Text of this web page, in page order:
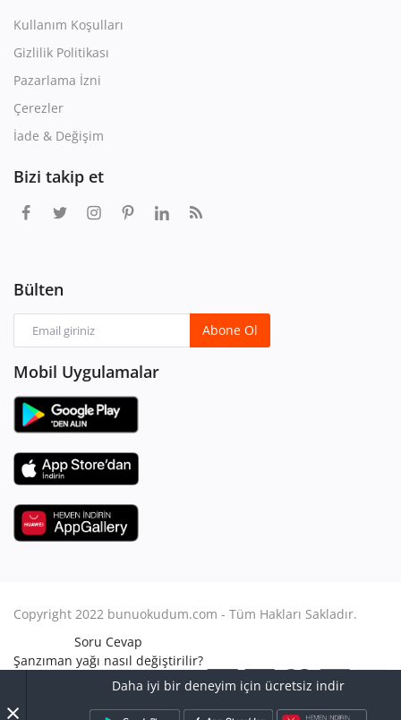
Daha iyi bir deneyim için ücretsiz indir
Kullanım Koşulları
Gizlilik Politikası
Pazarlama İzni
Çerezler
İade & Değişim
Bizi takip et
Bülten
Abone Ol
Mobil Uygulamalar
Copyright 2022 bunuokudum.com - Tüm Hakları Sakladır.
Soru Cevap
Şanzıman yağı nasıl değiştirilir?
Aile Hukuku
Avukat Nasıl Olunur?
Turbo arızası nasıl anlaşılır?